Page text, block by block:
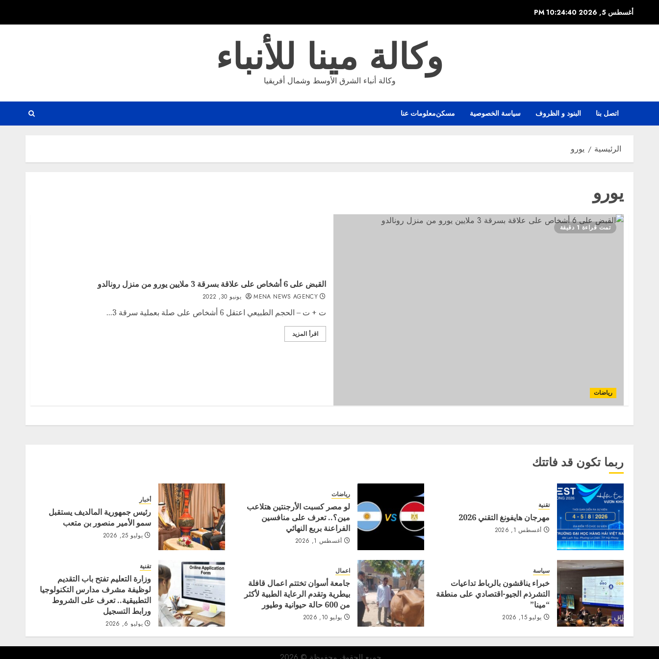
أغسطس 5, 2026 10:24:40 PM
وكالة مينا للأنباء
وكالة أنباء الشرق الأوسط وشمال أفريقيا
اتصل بنا البنود و الظروف سياسة الخصوصية مسكنمعلومات عنا
الرئيسية يورو
يورو
تمت قراءة 1 دقيقة
رياضات
القبض على 6 أشخاص على علاقة بسرقة 3 ملايين يورو من منزل رونالدو
MENA NEWS AGENCY يونيو 30, 2022
ت + ت – الحجم الطبيعي اعتقل 6 أشخاص على صلة بعملية سرقة 3...
اقرأ المزيد
ربما تكون قد فاتتك
تقنية
مهرجان هايفونغ التقني 2026
أغسطس 1, 2026
رياضات
لو مصر كسبت الأرجنتين هتلاعب
مين؟.. تعرف على منافسين
الفراعنة بربع النهائي
أغسطس 1, 2026
أخبار
رئيس جمهورية المالديف يستقبل
سمو الأمير منصور بن متعب
يوليو 25, 2026
سياسة
خبراء يناقشون بالرباط تداعيات
التشرذم الجيو-اقتصادي على منطقة
“مينا”
يوليو 15, 2026
اعمال
جامعة أسوان تختتم اعمال قافلة
بيطرية وتقدم الرعاية الطبية لأكثر
من 600 حالة حيوانية وطيور
يوليو 10, 2026
تقنية
وزارة التعليم تفتح باب التقديم
لوظيفة مشرف مدارس التكنولوجيا
التطبيقية.. تعرف على الشروط
ورابط التسجيل
يوليو 6, 2026